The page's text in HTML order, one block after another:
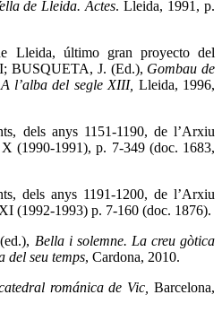
de Lleida. Actes. Lleida, 1991, p.
Lleida, último gran proyecto del
BUSQUETA, J. (Ed.), Gombau de
l’alba del segle XIII, Lleida, 1996,
dels anys 1151-1190, de l’Arxiu
(1990-1991), p. 7-349 (doc. 1683,
dels anys 1191-1200, de l’Arxiu
(1992-1993) p. 7-160 (doc. 1876).
Bella i solemne. La creu gòtica
del seu temps, Cardona, 2010.
románica de Vic,Barcelona,